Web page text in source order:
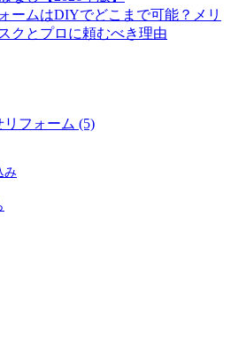
み
ームはDIYでどこまで可能？メリ
クとプロに頼むべき理由
フォーム (5)